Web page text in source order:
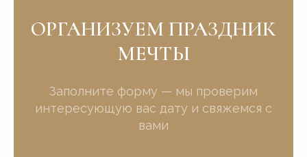
ОРГАНИЗУЕМ ПРАЗДНИК
МЕЧТЫ
Заполните форму — мы проверим
интересующую вас дату и свяжемся с
вами